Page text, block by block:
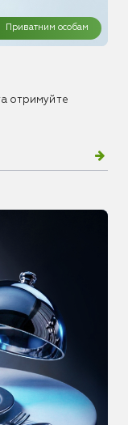
Приватним особам
отримуйте